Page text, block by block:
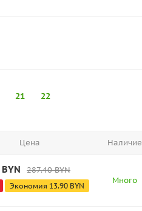
21 22
Цена Наличие
BYN 287.40BYN
Экономия 13.90 BYN
Много